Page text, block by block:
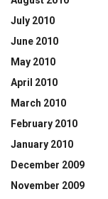
July 2010
June 2010
May 2010
April 2010
March 2010
February 2010
January 2010
December 2009
November 2009